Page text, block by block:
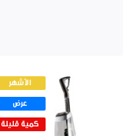
الأشهر
عرض
كمية قليلة